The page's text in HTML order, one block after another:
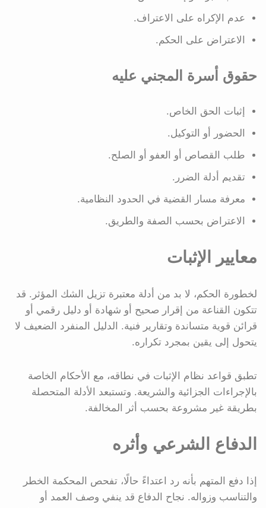
عدم الإكراه على الاعتراف.
الاعتراض على الحكم.
حقوق أسرة المجني عليه
إثبات الحق الخاص.
الحضور أو التوكيل.
طلب القصاص أو العفو أو الصلح.
تقديم أدلة الضرر.
معرفة مسار القضية في الحدود النظامية.
الاعتراض بحسب الصفة والطريق.
معايير الإثبات
لخطورة الحكم، لا بد من أدلة معتبرة تزيل الشك المؤثر. قد
تتكون القناعة من إقرار صحيح أو شهادة أو دليل رقمي أو
قرائن قوية متساندة وتقارير فنية. الدليل المنفرد الضعيف لا
يتحول إلى يقين بمجرد تكراره.
تطبق قواعد نظام الإثبات في نطاقه، مع الأحكام الخاصة
بالإجراءات الجزائية والشريعة. وتستبعد الأدلة المتحصلة
بطريقة غير مشروعة بحسب أثر المخالفة.
الدفاع الشرعي وأثره
إذا دفع المتهم بأنه رد اعتداءً حالًا، تفحص المحكمة الخطر
والتناسب وزواله. نجاح الدفاع قد ينفي وصف العمد أو